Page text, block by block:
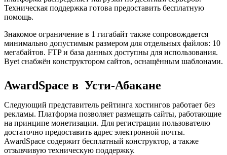
Техническая поддержка готова предоставить бесплатную
помощь.
Знакомое ограничение в 1 гигабайт также сопровождается
минимально допустимым размером для отдельных файлов: 10
мегабайтов. FTP и база данных доступны для использования.
Byet снабжён конструктором сайтов, оснащённым шаблонами.
AwardSpace в Усти-Абакане
Следующий представитель рейтинга хостингов работает без
рекламы. Платформа позволяет размещать сайты, работающие
на принципе монетизации. Для регистрации пользователю
достаточно предоставить адрес электронной почты.
AwardSpace содержит бесплатный конструктор, а также
отзывчивую техническую поддержку.